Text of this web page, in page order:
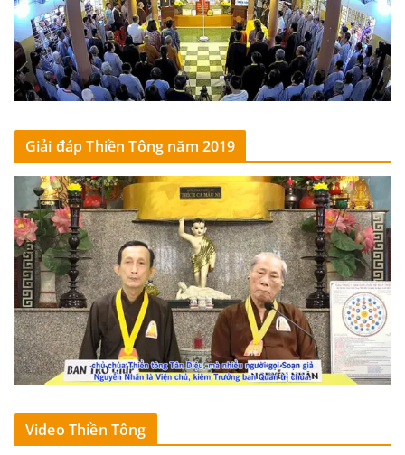
Giải đáp Thiền Tông năm 2019
Video Thiền Tông